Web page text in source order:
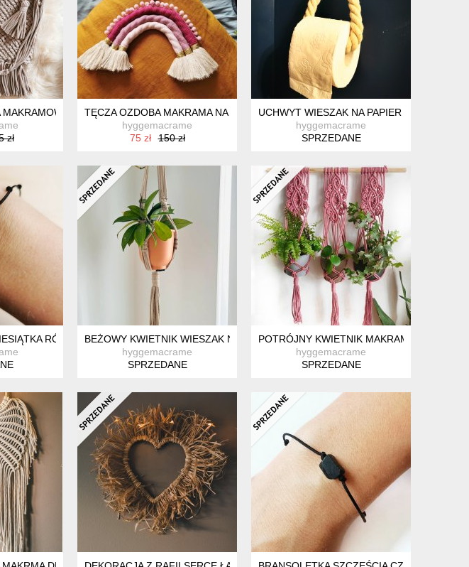
T-SHIRT
zł
TĘCZA OZDOBA MAKRAMA NA ŚCIANĘ
hyggemacrame
75 zł
150 zł
UCHWYT WIESZAK NA PAPIER
hyggemacrame
SPRZEDANE
ECRU RÓŻAŃCA NA RĘKĘ MAKRAMA
BEŻOWY KWIETNIK WIESZAK NA KWIATEK
hyggemacrame
SPRZEDANE
POTRÓJNY KWIETNIK MAKRAMOWY NA
hyggemacrame
SPRZEDANE